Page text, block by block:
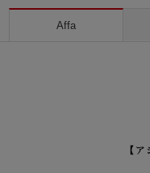
Affa